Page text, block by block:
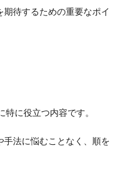
待するための重要なポイ
に役立つ内容です。
法に悩むことなく、順を